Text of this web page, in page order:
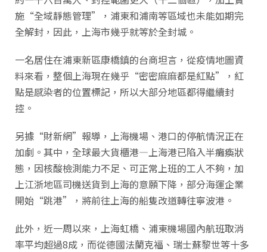
施“全域靜態管理”，浦東和浦南等區域也未能如期完
全解封，因此，上海市幾乎就等於全封城。
一名居住在浦東新區康橋鎮的台商坦言，從疫情地圖資
料來看，整個上海現在幾乎“密密麻麻都是紅點”，紅
點是感染者的位置標記，所以大部分地區都得繼續封
控。
另據“財新網”報導，上海機場、港口的停航情況正在
加劇。其中，全球最大貨櫃港—上海港已陷入半癱瘓狀
態，因核酸檢測能力不足、可正常上班的工人不夠，加
上江浙地區司機送貨到上海的意願下降，部分海運企業
開始“跳港”，將前往上海的船隻改道轉往寧波港。
此外，近一周以來，上海虹橋、浦東機場國內航班取消
率平均超過8成，而從德國法蘭克福、瑞士蘇黎世等十多